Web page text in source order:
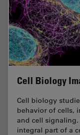
Cell Biology
Cell biology
behavior of cells,
and cell signaling.
integral part of a